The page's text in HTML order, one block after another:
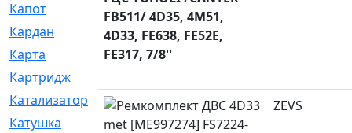
Капот
[144]
Кардан
[131]
Карта
[2]
Картридж
Катализатор
[1]
Катушка
[2]
FB511/ 4D35, 4M51,
4D33, FE638, FE52E,
FE317, 7/8''
ZEVS